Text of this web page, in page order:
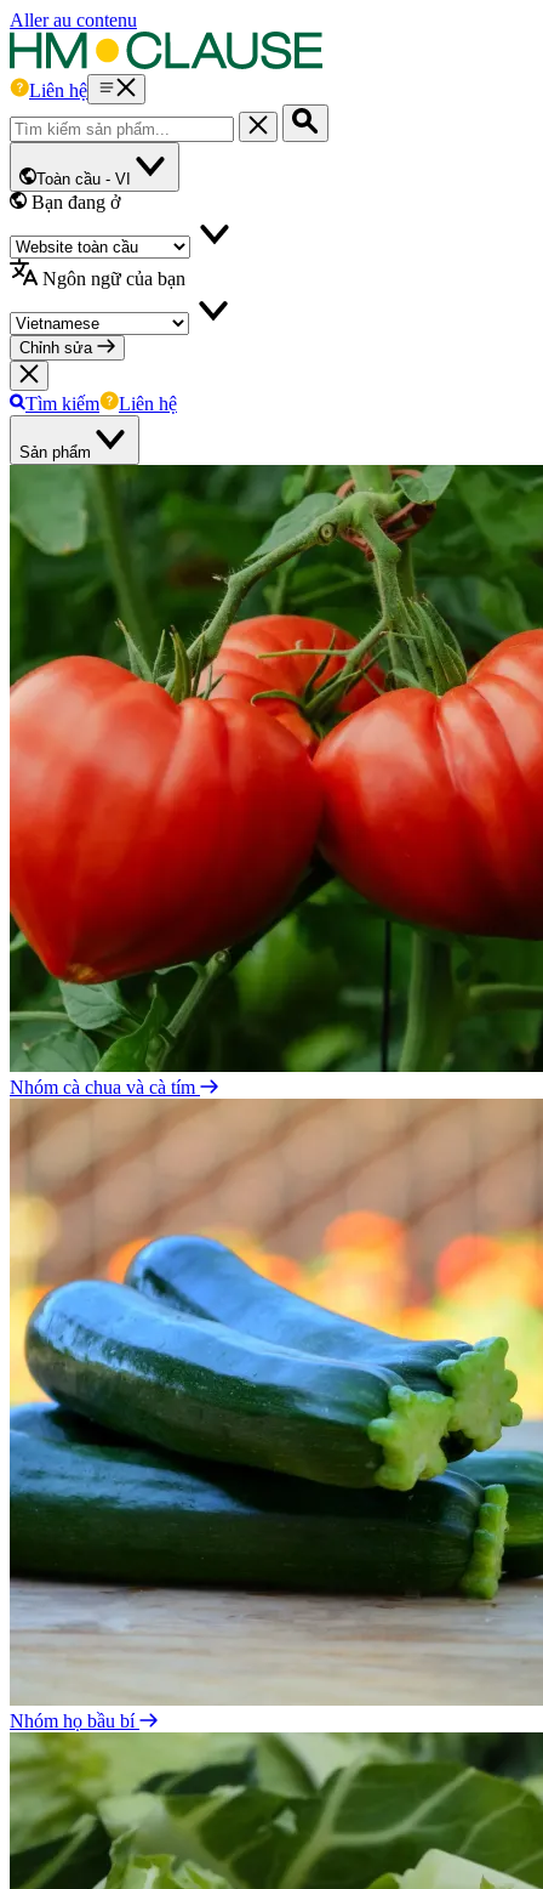
Aller au contenu
Liên hệ
Toàn cầu - VI
Bạn đang ở
Ngôn ngữ của bạn
Chỉnh sửa
Tìm kiếm Liên hệ
Sản phẩm
Nhóm cà chua và cà tím
Nhóm họ bầu bí